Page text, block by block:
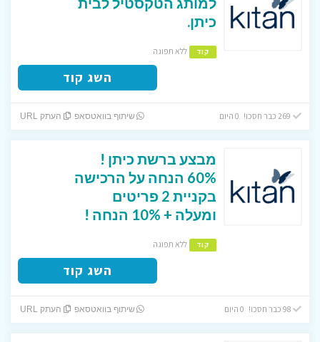
כיתן.
קוד ללא תפוגה
השג קוד
שיתוף בוואטסאפ העתק URL
מבצע ברשת כיתן !
60% הנחה על הרכישה
בקניית 2 פריטים
ומעלה + 10% הנחה !
קוד ללא תפוגה
השג קוד
98 כבר חסכו! 0 היום שיתוף בוואטסאפ העתק URL